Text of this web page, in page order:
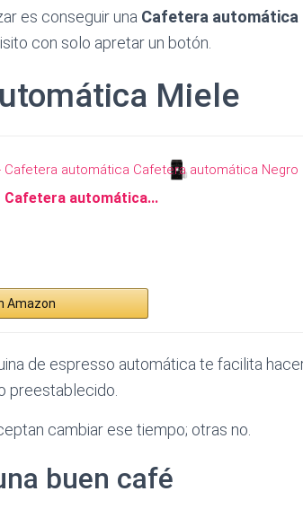
es conseguir una Cafetera automática
con solo apretar un botón.
Miele
Cafetera automática...
Amazon
de espresso automática te facilita
preestablecido.
cambiar ese tiempo; otras no.
buen café